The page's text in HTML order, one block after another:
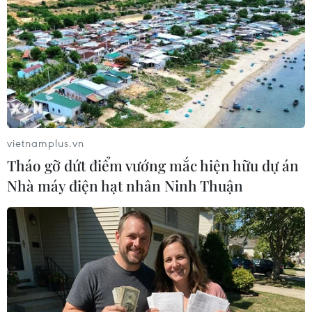
TIN LIÊN QUAN
vietnamplus.vn
Tháo gỡ dứt điểm vướng mắc hiện hữu dự án
Nhà máy điện hạt nhân Ninh Thuận